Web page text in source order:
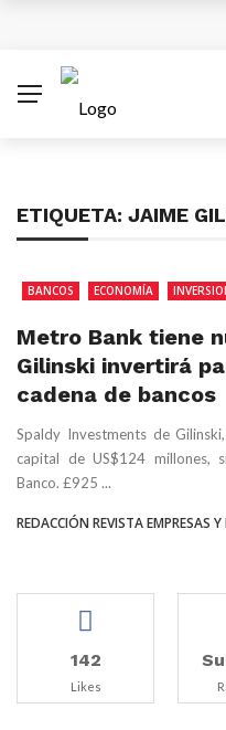
el 2026?
Antes del 8 de
Las empresas
de Ébano y Azúcar
ETIQUETA: JAIME
BANCOS ECONOMÍA
Metro Bank tiene
Gilinski invertirá
cadena de bancos
Spaldy Investments de
capital de US$124 millones,
Banco. £925 ...
REDACCIÓN REVISTA EMPRESAS
142
Likes